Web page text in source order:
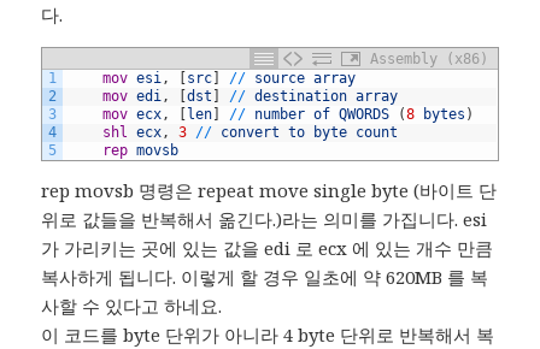
다.
Assembly (x86)
1
2
3
4
5
	mov
esi, src // source array
	mov
edi, [dst // destination array
	mov
ecx, len // number of QWORDS (8 bytes )
	shl
ecx, 3 // convert to byte count
	rep
movsb
rep movsb 명령은 repeat move single byte (바이트 단
위로 값들을 반복해서 옮긴다.)라는 의미를 가집니다. esi
가 가리키는 곳에 있는 값을 edi 로 ecx 에 있는 개수 만큼
복사하게 됩니다. 이렇게 할 경우 일초에 약 620MB 를 복
사할 수 있다고 하네요.
이 코드를 byte 단위가 아니라 4 byte 단위로 반복해서 복